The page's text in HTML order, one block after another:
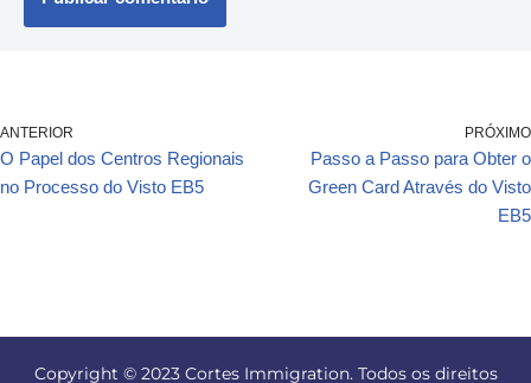
ANTERIOR
O Papel dos Centros Regionais
no Processo do Visto EB5
PRÓXIMO
Passo a Passo para Obter o
Green Card Através do Visto
EB5
Copyright © 2023 Cortes Immigration. Todos os direitos